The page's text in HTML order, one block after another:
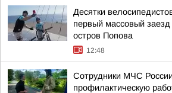
Десятки
первый массовый заезд
остров Попова
12:48
Сотрудники МЧС
профилактическую